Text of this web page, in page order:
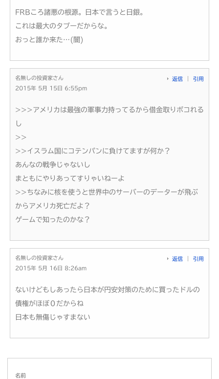
FRBころ諸悪の根源。日本で言うと日銀。
これは最大のタブーだからな。
おっと誰か来た…(闇)
名無しの投資家さん
2015年 5月 15日 6:55pm
返信 引用
>>>アメリカは最強の軍事力持ってるから借金取りボコれる
し
>>
>>イスラム国にコテンパンに負けてますが何か？
あんなの戦争じゃないし
まともにやりあってすりゃいねーよ
>>ちなみに核を使うと世界中のサーバーのデーターが飛ぶ
からアメリカ死亡だよ？
ゲームで知ったのかな？
名無しの投資家さん
2015年 5月 16日 8:26am
返信 引用
ないけどもしあったら日本が円安対策のために買ったドルの
債権がほぼ０だからね
日本も無傷じゃすまない
名前